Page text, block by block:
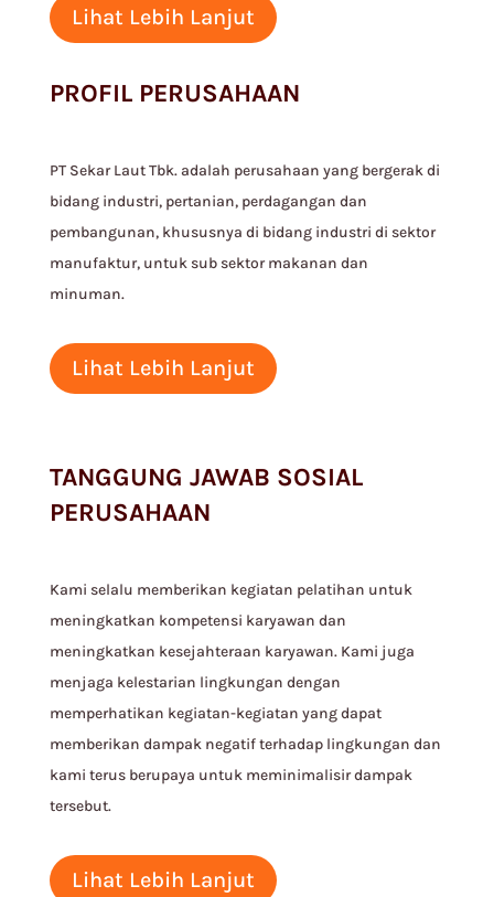
Lihat Lebih Lanjut
PROFIL PERUSAHAAN
PT Sekar Laut Tbk. adalah perusahaan yang bergerak di
bidang industri, pertanian, perdagangan dan
pembangunan, khususnya di bidang industri di sektor
manufaktur, untuk sub sektor makanan dan
minuman.
Lihat Lebih Lanjut
TANGGUNG JAWAB SOSIAL
PERUSAHAAN
Kami selalu memberikan kegiatan pelatihan untuk
meningkatkan kompetensi karyawan dan
meningkatkan kesejahteraan karyawan. Kami juga
menjaga kelestarian lingkungan dengan
memperhatikan kegiatan-kegiatan yang dapat
memberikan dampak negatif terhadap lingkungan dan
kami terus berupaya untuk meminimalisir dampak
tersebut.
Lihat Lebih Lanjut